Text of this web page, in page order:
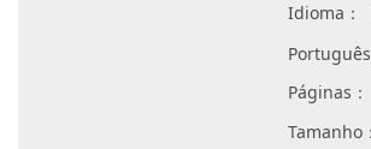
Idioma：
Português
Páginas：
Tamanho：